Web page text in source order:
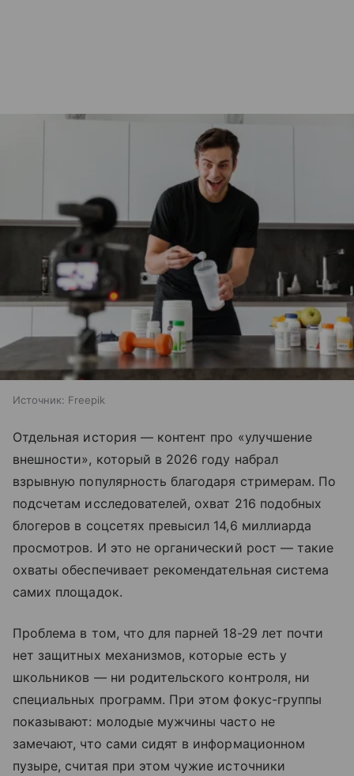
Источник: Freepik
Отдельная история — контент про «улучшение
внешности», который в 2026 году набрал
взрывную популярность благодаря стримерам. По
подсчетам исследователей, охват 216 подобных
блогеров в соцсетях превысил 14,6 миллиарда
просмотров. И это не органический рост — такие
охваты обеспечивает рекомендательная система
самих площадок.
Проблема в том, что для парней 18-29 лет почти
нет защитных механизмов, которые есть у
школьников — ни родительского контроля, ни
специальных программ. При этом фокус-группы
показывают: молодые мужчины часто не
замечают, что сами сидят в информационном
пузыре, считая при этом чужие источники